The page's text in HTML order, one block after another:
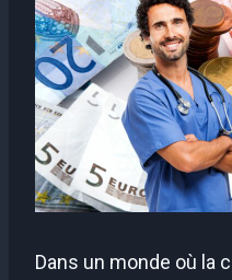
Dans un monde où la